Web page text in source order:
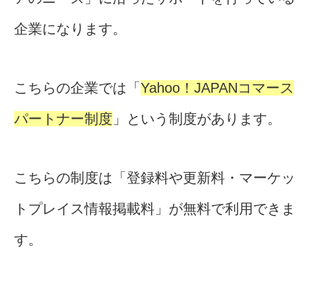
企業になります。
こちらの企業では「Yahoo！JAPANコマース
パートナー制度 」という制度があります。
こちらの制度は「登録料や更新料・マーケッ
トプレイス情報掲載料」が無料で利用できま
す。